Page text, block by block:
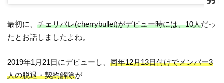
最初に、チェリバレ(cherrybullet)がデビュー時には、10人だっ
たとお話しましたよね。
2019年1月21日にデビューし、同年12月13日付けでメンバー3
人の脱退・契約解除が